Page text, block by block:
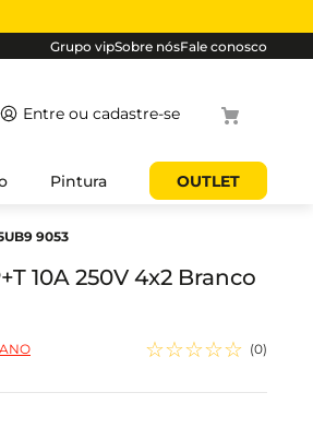
Grupo vipSobre nósFale conosco
Pintura OUTLET
9053
10A 250V 4x2 Branco
☆☆☆☆☆ (0)